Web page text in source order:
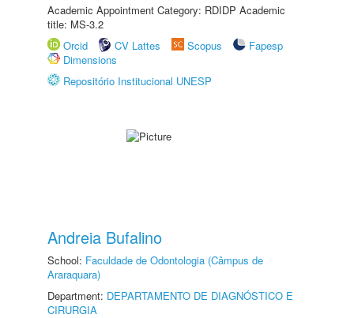
Academic Appointment Category: RDIDP Academic
title: MS-3.2
Orcid
CV Lattes Scopus
Fapesp
Dimensions
Repositório Institucional UNESP
Andreia Bufalino
School: Faculdade de Odontologia (Câmpus de
Araraquara)
Department: DEPARTAMENTO DE DIAGNÓSTICO E
CIRURGIA